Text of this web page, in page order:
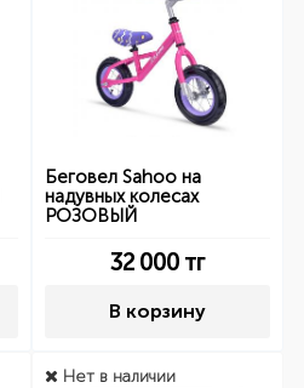
Беговел Sahoo на
надувных колесах
РОЗОВЫЙ
32 000 тг
В корзину
Нет в наличии